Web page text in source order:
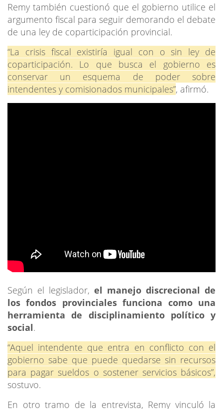
Remy también cuestionó que el gobierno utilice el
argumento fiscal para seguir demorando el debate
de una ley de coparticipación provincial.
“La crisis fiscal existiría igual con o sin ley de
coparticipación. Lo que busca el gobierno es
conservar un esquema de poder sobre
intendentes y comisionados municipales”, afirmó.
Según el legislador, el manejo discrecional de
los fondos provinciales funciona como una
herramienta de disciplinamiento político y
social.
“Aquel intendente que entra en conflicto con el
gobierno sabe que puede quedarse sin recursos
para pagar sueldos o sostener servicios básicos”,
sostuvo.
En otro tramo de la entrevista, Remy vinculó la